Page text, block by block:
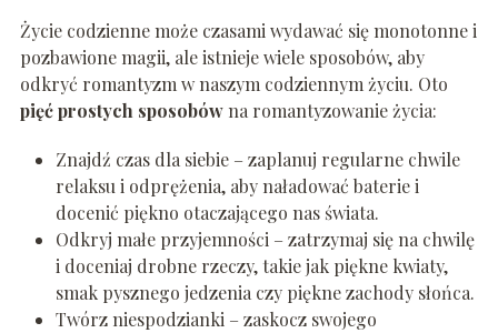
Życie codzienne może czasami wydawać się monotonne i
pozbawione magii, ale istnieje wiele sposobów, aby
odkryć romantyzm w naszym codziennym życiu. Oto
pięć prostych sposobówna romantyzowanie życia:
Znajdź czas dla siebie – zaplanuj regularne chwile
relaksu i odprężenia, aby naładować baterie i
docenić piękno otaczającego nas świata.
Odkryj małe przyjemności – zatrzymaj się na chwilę
i doceniaj drobne rzeczy, takie jak piękne kwiaty,
smak pysznego jedzenia czy piękne zachody słońca.
Twórz niespodzianki – zaskocz swojego